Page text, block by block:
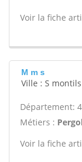
Voir la fiche
M m s
Ville : S montils
Département:
Métiers :
Voir la fiche